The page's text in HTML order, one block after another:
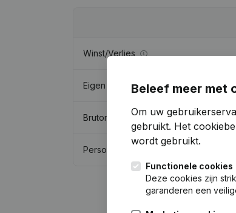
Winst/Verlies
Eigen vermogen
Brutomarge
Personeel
Beleef meer met
Om uw
gebruikt. Het
wordt gebruikt.
Functionele cookies
Deze cookies zijn
garanderen een